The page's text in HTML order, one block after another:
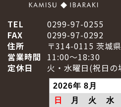
TEL
0299-97-0255
FAX
0299-97-0292
住所
〒314-0115 茨城
営業時間
11:00～18:30
定休日
火・水曜日(祝日
2026年 8月
日
月 火 水